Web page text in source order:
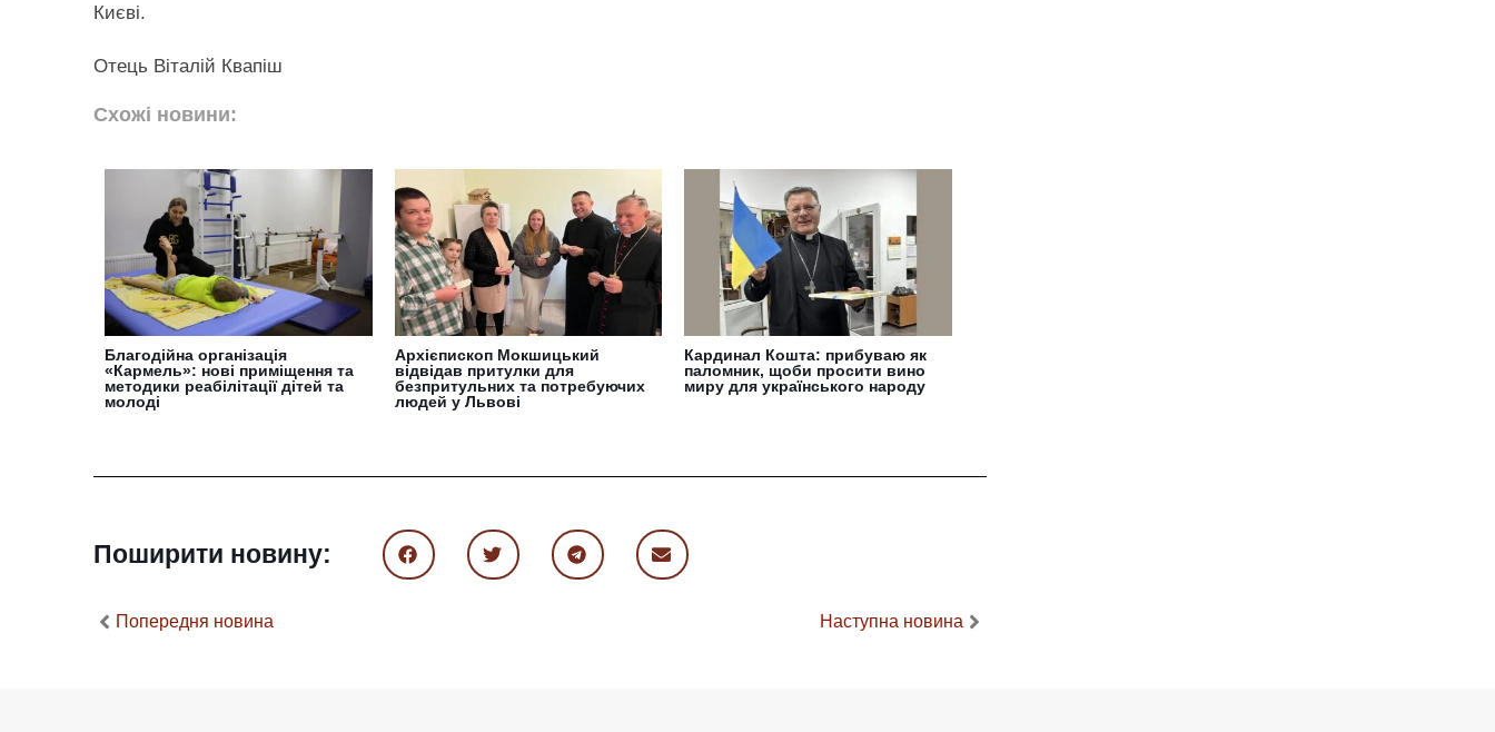
Києві.
Отець Віталій Квапіш
Схожі новини:
Благодійна організація
«Кармель»: нові приміщення та
методики реабілітації дітей та
молоді
Архієпископ Мокшицький
відвідав притулки для
безпритульних та потребуючих
людей у Львові
Кардинал Кошта: прибуваю як
паломник, щоби просити вино
миру для українського народу
Поширити новину:
Попередня новина Наступна новина